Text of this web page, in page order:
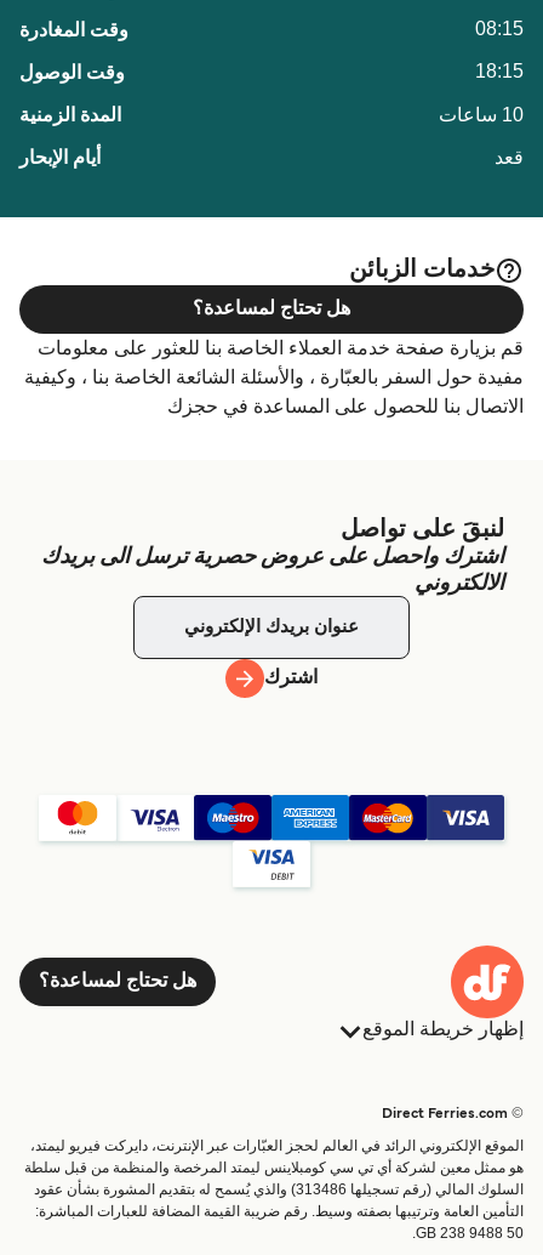
08:15
18:15
10 ساعات
قعد
خدمات الزبائن
قم بزيارة صفحة خدمة العملاء الخاصة بنا للعثور على معلومات
مفيدة حول السفر بالعبّارة ، والأسئلة الشائعة الخاصة بنا ، وكيفية
الاتصال بنا للحصول على المساعدة في حجزك
هل تحتاج لمساعدة؟
لنبقَ على تواصل
اشترك واحصل على عروض حصرية ترسل الى بريدك
الالكتروني
اشترك
هل تحتاج لمساعدة؟
إظهار خريطة الموقع
البلدان
خدمات الزبائن
الباحث عن الرحلات والموانئ
تذاكر العبّارة
العبارات
شحن
عبارة صغيرة
القطار والعبارة
© Direct Ferries.com
الموقع الإلكتروني الرائد في العالم لحجز العبّارات عبر الإنترنت، دايركت فيريو ليمتد،
هو ممثل معين لشركة أي تي سي كومبلاينس ليمتد المرخصة والمنظمة من قبل سلطة
السلوك المالي (رقم تسجيلها 313486) والذي يُسمح له بتقديم المشورة بشأن عقود
التأمين العامة وترتيبها بصفته وسيط. رقم ضريبة القيمة المضافة للعبارات المباشرة:
GB 238 9488 50.